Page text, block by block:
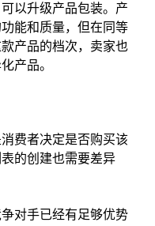
以升级产品包装。产
能和质量，但在同等
产品的档次，卖家也
产品。
费者决定是否购买该
的创建也需要差异
对手已经有足够优势